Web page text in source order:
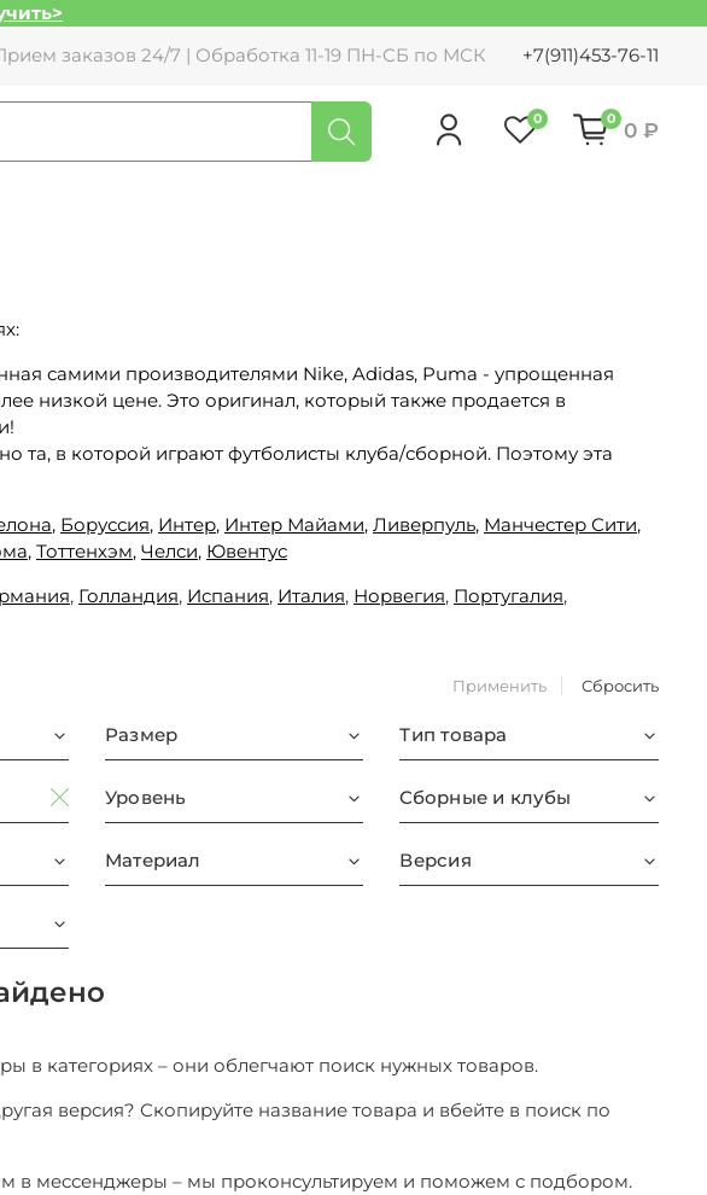
заказов 24/7 | Обработка 11-19 ПН-СБ по МСК +7(911)453-76-11
0 0 0 ₽
самими производителями Nike, Adidas, Puma - упрощенная
низкой цене. Это оригинал, который также продается в
та, в которой играют футболисты клуба/сборной. Поэтому эта
, Боруссия, Интер, Интер Майами, Ливерпуль, Манчестер Сити,
, Тоттенхэм, Челси, Ювентус
, Голландия, Испания, Италия, Норвегия, Португалия,
Применить Сбросить
Размер Тип товара
Уровень Сборные и клубы
Материал Версия
в категориях – они облегчают поиск нужных товаров.
версия? Скопируйте название товара и вбейте в поиск по
в мессенджеры – мы проконсультируем и поможем с подбором.